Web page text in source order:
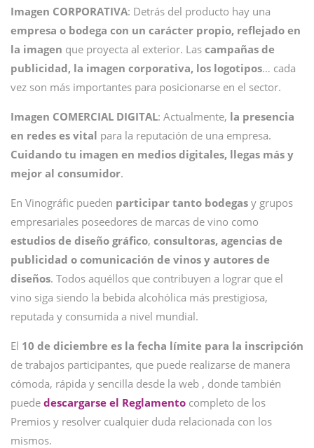
Imagen CORPORATIVA: Detrás del producto hay una
empresa o bodega con un carácter propio, reflejado en
la imagen que proyecta al exterior. Las campañas de
publicidad, la imagen corporativa, los logotipos… cada
vez son más importantes para posicionarse en el sector.
Imagen COMERCIAL DIGITAL: Actualmente, la presencia
en redes es vital para la reputación de una empresa.
Cuidando tu imagen en medios digitales, llegas más y
mejor al consumidor.
En Vinográfic pueden participar tanto bodegas y grupos
empresariales poseedores de marcas de vino como
estudios de diseño gráfico, consultoras, agencias de
publicidad o comunicación de vinos y autores de
diseños. Todos aquéllos que contribuyen a lograr que el
vino siga siendo la bebida alcohólica más prestigiosa,
reputada y consumida a nivel mundial.
El 10 de diciembre es la fecha límite para la inscripción
de trabajos participantes, que puede realizarse de manera
cómoda, rápida y sencilla desde la web , donde también
puede descargarse el Reglamento completo de los
Premios y resolver cualquier duda relacionada con los
mismos.